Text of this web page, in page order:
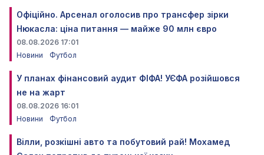
Офіційно. Арсенал оголосив про трансфер зірки
Нюкасла: ціна питання — майже 90 млн євро
08.08.2026 17:01
Новини
Футбол
У планах фінансовий аудит ФІФА! УЄФА розійшовся
не на жарт
08.08.2026 16:01
Новини
Футбол
Вілли, розкішні авто та побутовий рай! Мохамед